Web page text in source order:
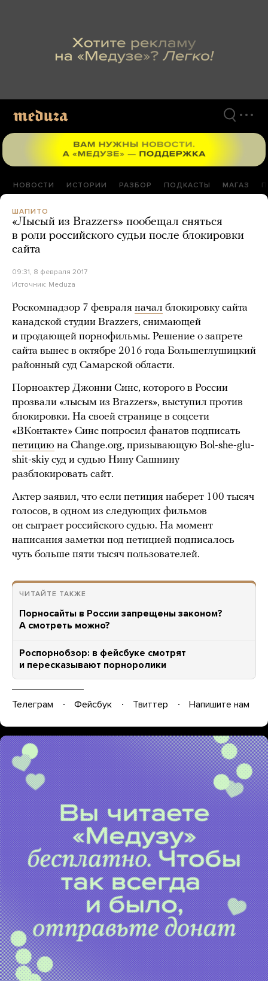
НОВОСТИ ИСТОРИИ РАЗБОР ПОДКАСТЫ МАГАЗ
ШАПИТО
«Лысый из Brazzers» пообещал сняться
в роли российского судьи после блокировки
сайта
09:31, 8 февраля 2017
Источник: Meduza
Роскомнадзор 7 февраля начал блокировку сайта
канадской студии Brazzers, снимающей
и продающей порнофильмы. Решение о запрете
сайта вынес в октябре 2016 года Большеглушицкий
районный суд Самарской области.
Порноактер Джонни Синс, которого в России
прозвали «лысым из Brazzers», выступил против
блокировки. На своей странице в соцсети
«ВКонтакте» Синс попросил фанатов подписать
петицию на Change.org, призывающую Bol-she-glu-
shit-skiy суд и судью Нину Сашнину
разблокировать сайт.
Актер заявил, что если петиция наберет 100 тысяч
голосов, в одном из следующих фильмов
он сыграет российского судью. На момент
написания заметки под петицией подписалось
чуть больше пяти тысяч пользователей.
ЧИТАЙТЕ ТАКЖЕ
Порносайты в России запрещены законом?
А смотреть можно?
Роспорнобзор: в фейсбуке смотрят
и пересказывают порноролики
Телеграм Фейсбук Твиттер Напишите нам